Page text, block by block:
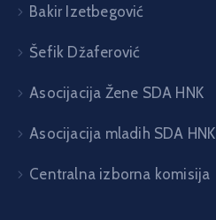
Bakir Izetbegović
Šefik Džaferović
Asocijacija Žene SDA HNK
Asocijacija mladih SDA HNK
Centralna izborna komisija